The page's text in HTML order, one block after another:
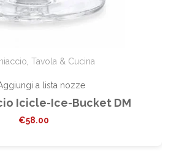
Tavola & Cucina
a lista nozze
Icicle-Ice-Bucket DM
€58.00